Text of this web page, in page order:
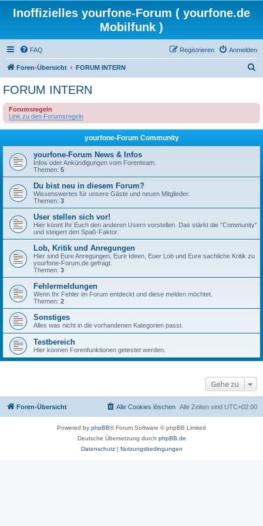
Inoffizielles yourfone-Forum ( yourfone.de
Mobilfunk )
FAQ Anmelden
Registrieren
Foren-Übersicht FORUM INTERN
e
FORUM INTERN
Forumsregeln
Link zu den Forumsregeln
yourfone-Forum Community
yourfone-Forum News & Infos
Infos oder Ankündigungen vom Forenteam.
Themen: 5
Du bist neu in diesem Forum?
Wissenswertes für unsere Gäste und neuen Mitglieder.
Themen: 3
User stellen sich vor!
Hier könnt Ihr Euch den anderen Usern vorstellen. Das stärkt die "Community"
und steigert den Spaß-Faktor.
Lob, Kritik und Anregungen
Hier sind Eure Anregungen, Eure Ideen, Euer Lob und Eure sachliche Kritik zu
yourfone-Forum.de gefragt.
Themen: 3
Fehlermeldungen
Wenn Ihr Fehler im Forum entdeckt und diese melden möchtet.
Themen: 2
Sonstiges
Alles was nicht in die vorhandenen Kategorien passt.
Testbereich
Hier können Forenfunktionen getestet werden.
Gehe zu
Foren-Übersicht Alle Zeiten sind UTC+02:00
Alle Cookies löschen
Powered by phpBB® Forum Software © phpBB Limited
Deutsche Übersetzung durch phpBB.de
Datenschutz| Nutzungsbedingungen